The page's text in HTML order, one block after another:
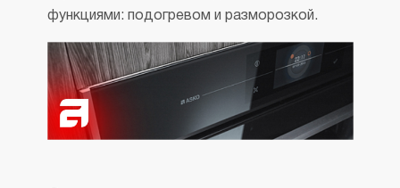
функциями: подогревом и разморозкой.